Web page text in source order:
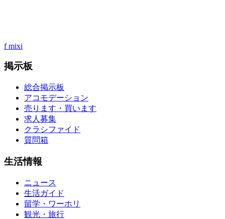
f mixi
掲示板
総合掲示板
アコモデーション
売ります・買います
求人募集
クラシファイド
質問箱
生活情報
ニュース
生活ガイド
留学・ワーホリ
観光・旅行